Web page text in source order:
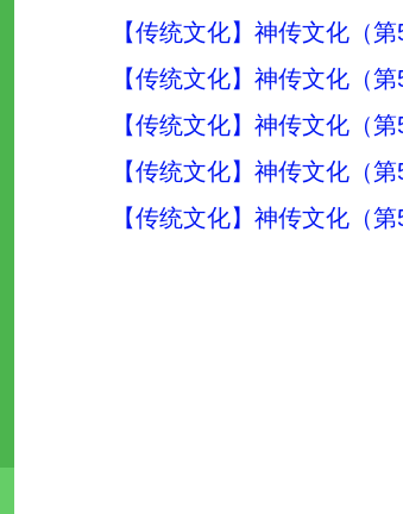
【传统文化】神传文化（
【传统文化】神传文化（
【传统文化】神传文化（
【传统文化】神传文化（
【传统文化】神传文化（